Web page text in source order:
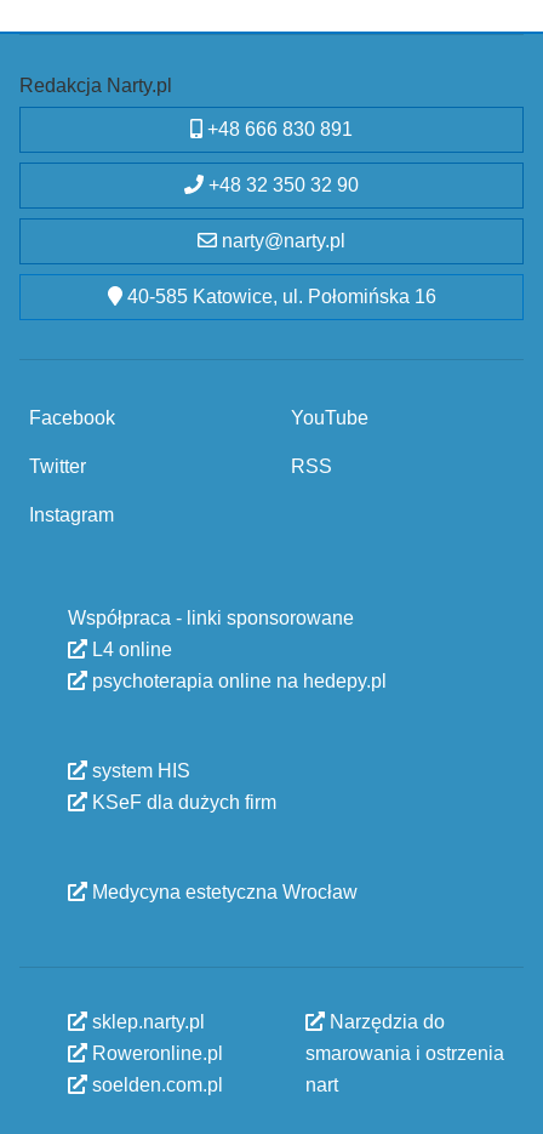
Redakcja Narty.pl
+48 666 830 891
+48 32 350 32 90
narty@narty.pl
40-585 Katowice, ul. Połomińska 16
Facebook
Twitter
Instagram
YouTube
RSS
Współpraca - linki sponsorowane
L4 online
psychoterapia online na hedepy.pl
system HIS
KSeF dla dużych firm
Medycyna estetyczna Wrocław
sklep.narty.pl
Roweronline.pl
soelden.com.pl
Narzędzia do
smarowania i ostrzenia
nart